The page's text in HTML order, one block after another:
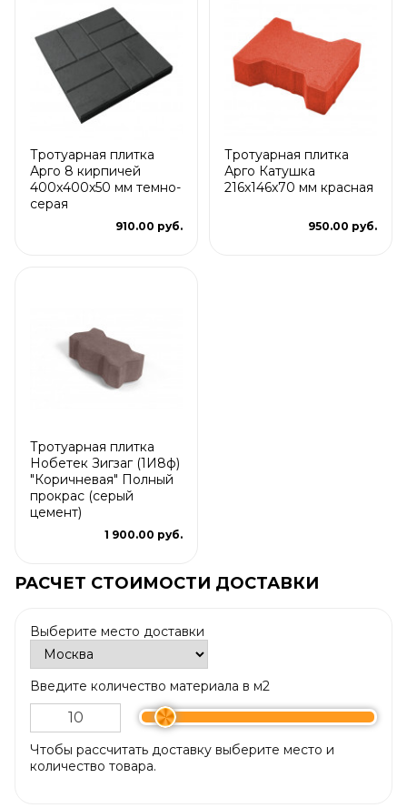
Тротуарная плитка
Арго 8 кирпичей
400x400x50 мм темно-
серая
910.00 руб.
Тротуарная плитка
Арго Катушка
216x146x70 мм красная
950.00 руб.
Тротуарная плитка
Нобетек Зигзаг (1И8ф)
"Коричневая" Полный
прокрас (серый
цемент)
1 900.00 руб.
РАСЧЕТ СТОИМОСТИ ДОСТАВКИ
Выберите место доставки
Введите количество материала в м2
Чтобы рассчитать доставку выберите место и
количество товара.